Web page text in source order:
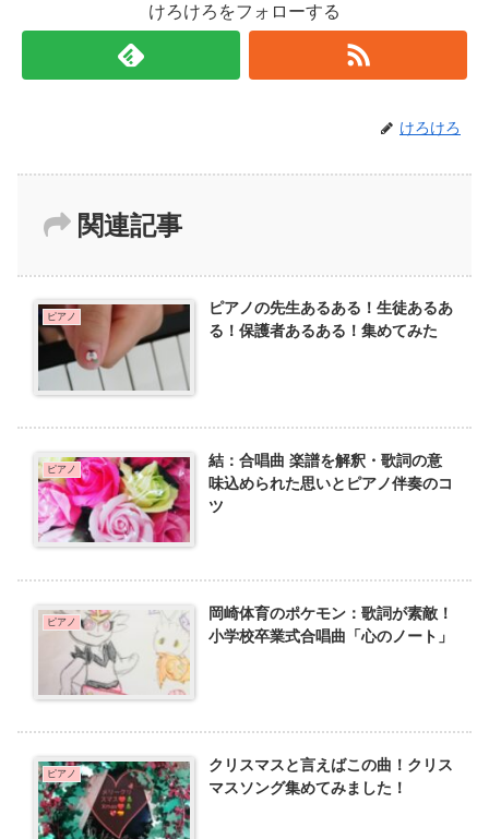
けろけろをフォローする
けろけろ
関連記事
ピアノ
ピアノの先生あるある！生徒あるあ
る！保護者あるある！集めてみた
ピアノ
結：合唱曲 楽譜を解釈・歌詞の意
味込められた思いとピアノ伴奏のコ
ツ
ピアノ
岡崎体育のポケモン：歌詞が素敵！
小学校卒業式合唱曲「心のノート」
ピアノ
クリスマスと言えばこの曲！クリス
マスソング集めてみました！